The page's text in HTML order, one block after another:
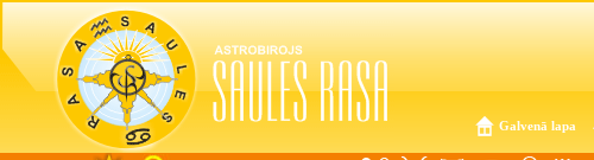
Galvenā lapa